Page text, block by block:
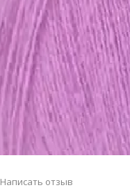
Написать отзыв